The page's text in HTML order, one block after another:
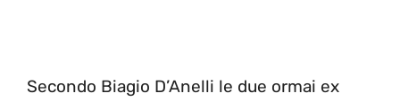
Secondo Biagio D’Anelli le due ormai ex